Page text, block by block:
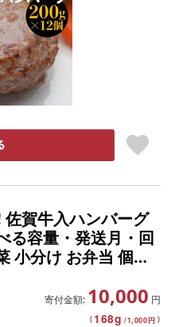
賀牛入ハンバーグ
る容量・発送月・回
小分け お弁当 個包
ーキャンペーン対象
寄付金額: 10,000 円
( 168g /1,000円 )